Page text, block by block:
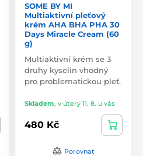
SOME BY MI
Multiaktivní pleťový
krém AHA BHA PHA 30
Days Miracle Cream (60
g)
Multiaktivní krém se 3
druhy kyselin vhodný
pro problematickou pleť.
Skladem, v úterý 11. 8. u vás
480 Kč
Porovnat